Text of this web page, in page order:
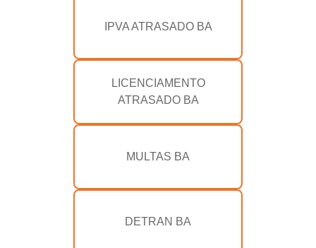
IPVA ATRASADO BA
LICENCIAMENTO
ATRASADO BA
MULTAS BA
DETRAN BA